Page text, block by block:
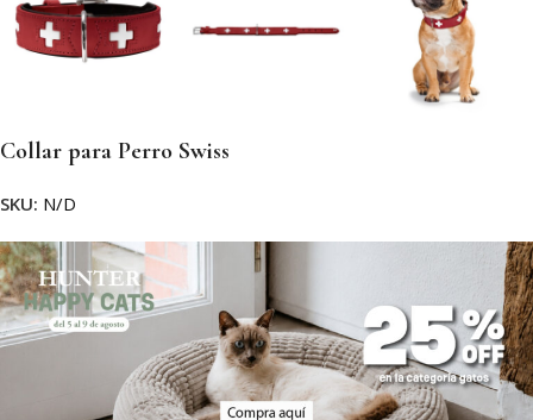
Collar para Perro Swiss
SKU: N/D